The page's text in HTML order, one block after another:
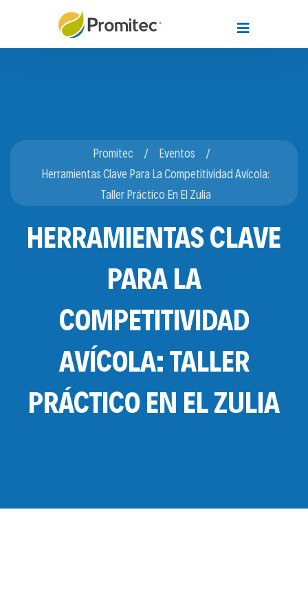
Promitec
Eventos
Herramientas Clave Para La Competitividad Avícola:
Taller Práctico En El Zulia
HERRAMIENTAS CLAVE
PARA LA
COMPETITIVIDAD
AVÍCOLA: TALLER
PRÁCTICO EN EL ZULIA